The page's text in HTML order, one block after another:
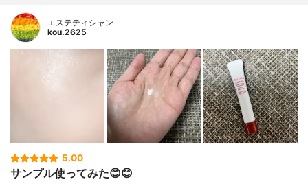
エステティシャン
kou.2625
5.00
サンプル使ってみた😊😊